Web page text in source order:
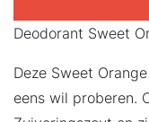
Deodorant Sweet
Deze Sweet
eens wil proberen.